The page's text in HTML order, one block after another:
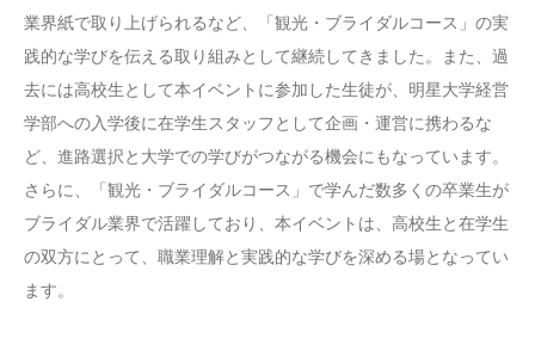
業界紙で取り上げられるなど、「観光・ブライダルコース」の実
践的な学びを伝える取り組みとして継続してきました。また、過
去には高校生として本イベントに参加した生徒が、明星大学経営
学部への入学後に在学生スタッフとして企画・運営に携わるな
ど、進路選択と大学での学びがつながる機会にもなっています。
さらに、「観光・ブライダルコース」で学んだ数多くの卒業生が
ブライダル業界で活躍しており、本イベントは、高校生と在学生
の双方にとって、職業理解と実践的な学びを深める場となってい
ます。